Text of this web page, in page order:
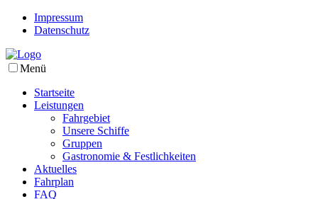
Impressum
Datenschutz
Menü
Startseite
Leistungen
Fahrgebiet
Unsere Schiffe
Gruppen
Gastronomie & Festlichkeiten
Aktuelles
Fahrplan
FAQ